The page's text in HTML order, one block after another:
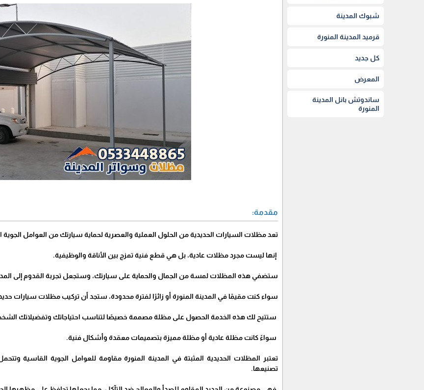
شبوك المدينة
قرميد المدينة المنورة
كل جديد
المعرض
ساندوتش بانل المدينة
المنورة
مقدمة:
تعد مظلات السيارات الحديدية من الحلول العملية والعصرية لحماية سيارتك من العوامل الجوية
إنها ليست مجرد مظلات عادية، بل هي قطع فنية تمزج بين الأناقة والوظيفية.
ستضفي هذه المظلات لمسة من الجمال والحماية على سيارتك، وستجعل تجربة القدوم إلى
سواء كنت مقيمًا في المدينة المنورة أو زائرًا لفترة محدودة، ستجد أن تركيب مظلات سيارات
ستتيح لك هذه الخدمة الحصول على مظلة مصممة خصيصًا لتناسب احتياجاتك وتفضيلاتك
سواءً كانت مظلة عادية أو مظلة مميزة بتصميمات معقدة وأشكال فنية.
تعتبر المظلات الحديدية المثبتة في المدينة المنورة مقاومة للعوامل الجوية القاسية
تصنيعها.